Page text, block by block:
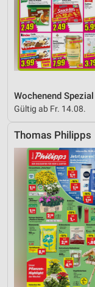
Wochenend Spezial
Gültig ab Fr. 14.08.
Thomas Philipps